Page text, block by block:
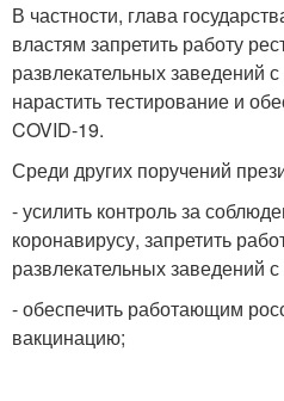
В частности, глава
властям запретить работу
развлекательных заведений
нарастить тестирование и
COVID-19.
Среди других поручений
- усилить контроль за
коронавирусу, запретить
развлекательных заведений
- обеспечить работающим
вакцинацию;